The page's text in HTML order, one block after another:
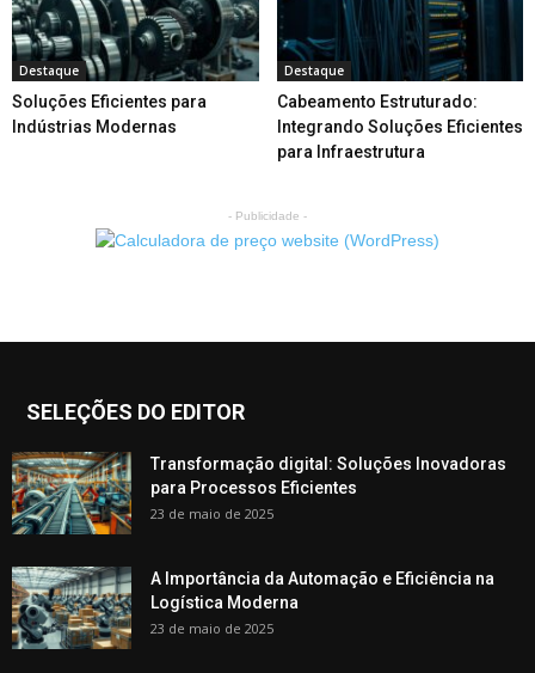
Destaque
Soluções Eficientes para
Indústrias Modernas
Destaque
Cabeamento Estruturado:
Integrando Soluções Eficientes
para Infraestrutura
- Publicidade -
SELEÇÕES DO EDITOR
Transformação digital: Soluções Inovadoras
para Processos Eficientes
23 de maio de 2025
A Importância da Automação e Eficiência na
Logística Moderna
23 de maio de 2025